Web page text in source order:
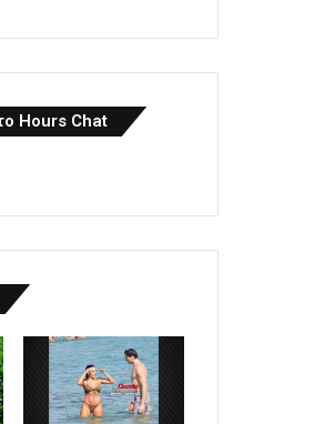
Hours Chat